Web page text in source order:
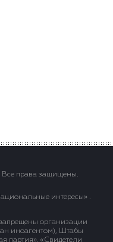
права защищены.
интересы» .
организации
иноагентом), Штабы
партия», «Свидетели